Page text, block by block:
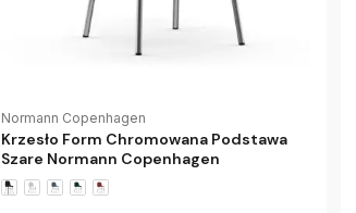
Normann Copenhagen
Krzesło Form Chromowana Podstawa
Szare Normann Copenhagen